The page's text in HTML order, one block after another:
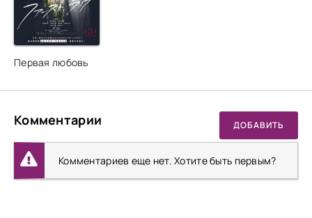
Первая любовь
Комментарии ДОБАВИТЬ
Комментариев еще нет. Хотите быть первым?